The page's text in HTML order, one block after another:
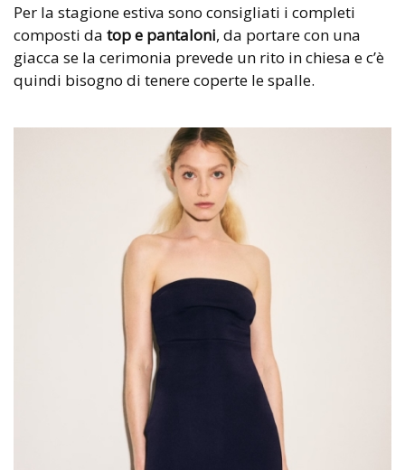
Per la stagione estiva sono consigliati i completi
composti da top e pantaloni, da portare con una
giacca se la cerimonia prevede un rito in chiesa e c’è
quindi bisogno di tenere coperte le spalle.